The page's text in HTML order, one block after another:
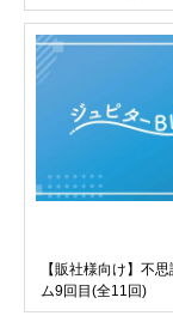
11回)
【販社様向け】不
ム9回目(全11回)